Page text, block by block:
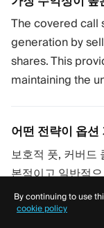
The covered call
generation by
shares. This
maintaining the
어떤 전략이 옵션
보호적 풋, 커버드
본적이고 일반적
목차
By continuing to use
cookie policy